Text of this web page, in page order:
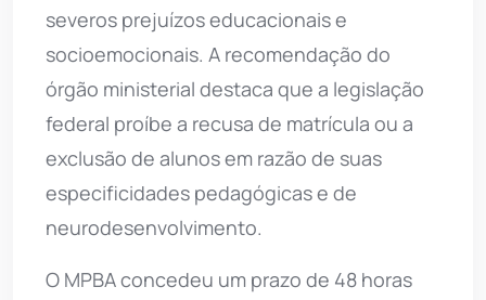
severos prejuízos educacionais e
socioemocionais. A recomendação do
órgão ministerial destaca que a legislação
federal proíbe a recusa de matrícula ou a
exclusão de alunos em razão de suas
especificidades pedagógicas e de
neurodesenvolvimento.
O MPBA concedeu um prazo de 48 horas